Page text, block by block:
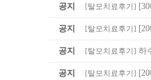
공지 [탈모치료후기 ]
공지 [탈모치료후기 ]
공지 [탈모치료후기 ] 하
공지 [탈모치료후기 ]